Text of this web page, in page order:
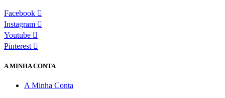
Facebook
Instagram
Youtube
Pinterest
A MINHA CONTA
A Minha Conta